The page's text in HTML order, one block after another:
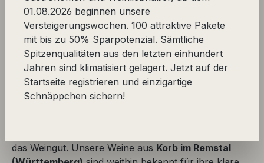
Weingut Jens Zimmerle, Korb, Remstal
(Württemberg), Deutschland
"Schwäbische Sorgfalt trifft auf französischen
Unsere Weine sind nachhaltig und aus
das Weingut. Unsere Weine aus Korb im Remstal
01.08.2026 beginnen unsere
Versteigerungswochen. 100 attraktive Pakete
mit bis zu 50% Sparpotenzial. Sämtliche
Spitzenqualitäten aus den letzten einhundert
Jahren sind klimatisiert gelagert. Jetzt auf der
Startseite registrieren und einzigartige
Schnäppchen sichern!